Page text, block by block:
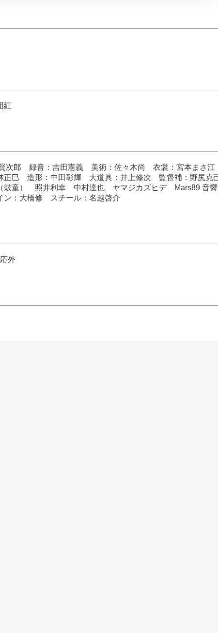
紅
次郎 録音：吉田憲義 美術：佐々木尚 衣裳：宮本まさ
巳 造形：中田彰輝 大道具：井上修次 監督補：野尻克
鼓童） 照井利幸 中村達也 ヤマジカズヒデ Mars89 音
ン：大橋修 スチール：名越啓介
外